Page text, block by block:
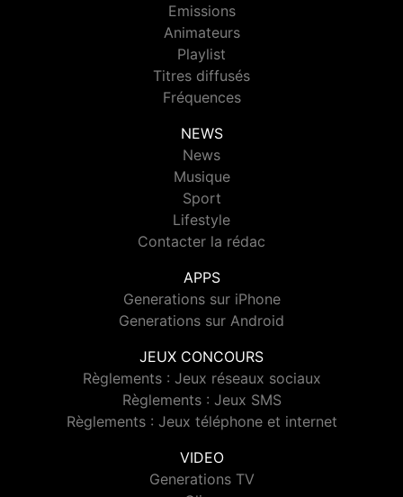
Emissions
Animateurs
Playlist
Titres diffusés
Fréquences
NEWS
News
Musique
Sport
Lifestyle
Contacter la rédac
APPS
Generations sur iPhone
Generations sur Android
JEUX CONCOURS
Règlements : Jeux réseaux sociaux
Règlements : Jeux SMS
Règlements : Jeux téléphone et internet
VIDEO
Generations TV